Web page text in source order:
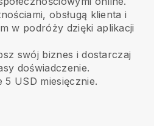
obsługą klienta i
w podróży dzięki aplikacji
swój biznes i dostarczaj
doświadczenie.
USD miesięcznie.